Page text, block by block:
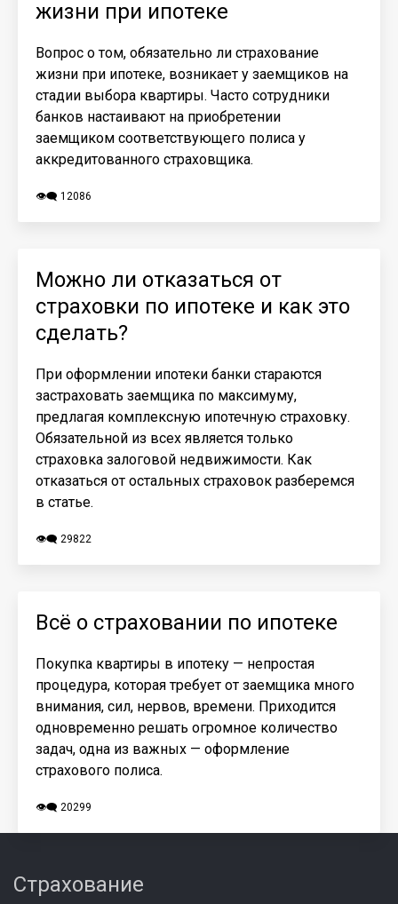
жизни при ипотеке
Вопрос о том, обязательно ли страхование
жизни при ипотеке, возникает у заемщиков на
стадии выбора квартиры. Часто сотрудники
банков настаивают на приобретении
заемщиком соответствующего полиса у
аккредитованного страховщика.
👁️‍🗨️ 12086
Можно ли отказаться от
страховки по ипотеке и как это
сделать?
При оформлении ипотеки банки стараются
застраховать заемщика по максимуму,
предлагая комплексную ипотечную страховку.
Обязательной из всех является только
страховка залоговой недвижимости. Как
отказаться от остальных страховок разберемся
в статье.
👁️‍🗨️ 29822
Всё о страховании по ипотеке
Покупка квартиры в ипотеку — непростая
процедура, которая требует от заемщика много
внимания, сил, нервов, времени. Приходится
одновременно решать огромное количество
задач, одна из важных — оформление
страхового полиса.
👁️‍🗨️ 20299
Страхование